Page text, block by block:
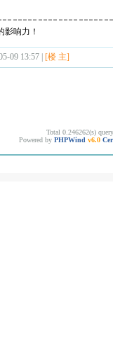
影响力！
09 13:57 | [楼 主]
Total 0.246262(s)
Powered by PHPWind v6.0